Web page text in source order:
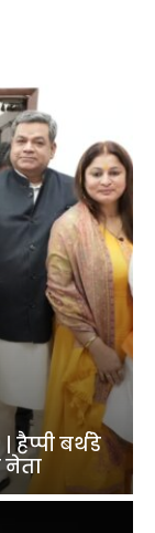
हैप्पी बर्थडे
नेता